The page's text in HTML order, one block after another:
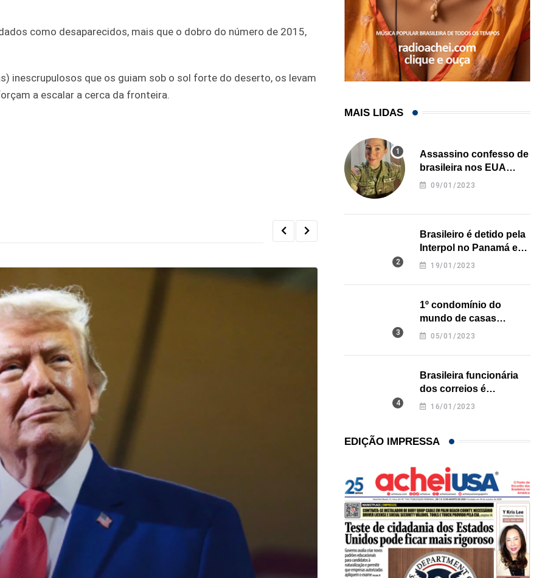
como desaparecidos, mais que o dobro do número de 2015,
inescrupulosos que os guiam sob o sol forte do deserto, os levam
a escalar a cerca da fronteira.
MAIS LIDAS
Assassino confesso de
brasileira nos EUA
revela onde deixou o
09/01/2023
Brasileiro é detido pela
Interpol no Panamá e
pode pegar prisão
19/01/2023
1º condomínio do
mundo de casas
impressas em 3D é
05/01/2023
Brasileira funcionária
dos correios é
assassinada a facadas
16/01/2023
EDIÇÃO IMPRESSA